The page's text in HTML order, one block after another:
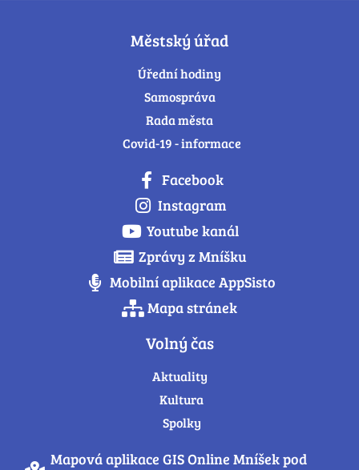
Městský úřad
Úřední hodiny
Samospráva
Rada města
Covid-19 - informace
Facebook
Instagram
Youtube kanál
Zprávy z Mníšku
Mobilní aplikace AppSisto
Mapa stránek
Volný čas
Aktuality
Kultura
Spolky
Mapová aplikace GIS Online Mníšek pod